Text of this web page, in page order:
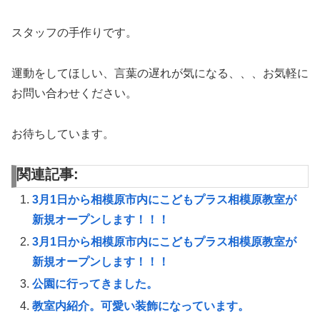
スタッフの手作りです。
運動をしてほしい、言葉の遅れが気になる、、、お気軽に
お問い合わせください。
お待ちしています。
関連記事:
3月1日から相模原市内にこどもプラス相模原教室が
新規オープンします！！！
3月1日から相模原市内にこどもプラス相模原教室が
新規オープンします！！！
公園に行ってきました。
教室内紹介。可愛い装飾になっています。